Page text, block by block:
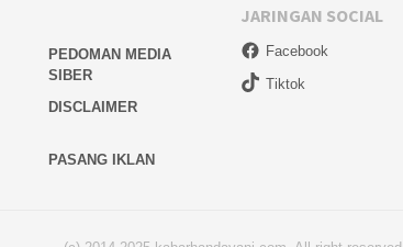
PEDOMAN MEDIA
SIBER
DISCLAIMER
PASANG IKLAN
JARINGAN SOCIAL
Facebook
Tiktok